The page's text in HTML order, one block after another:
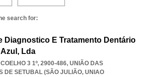
search for:
Diagnostico E Tratamento Dentário
Lda
3 1º, 2900-486, UNIÃO DAS
DE SETUBAL (SÃO JULIÃO, UNIAO